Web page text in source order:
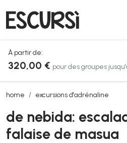
À partir de:
320,00 € pour des groupes
home excursions d'adrénaline
de nebida: escalade de la falaise de
de nebida:
falaise de masua